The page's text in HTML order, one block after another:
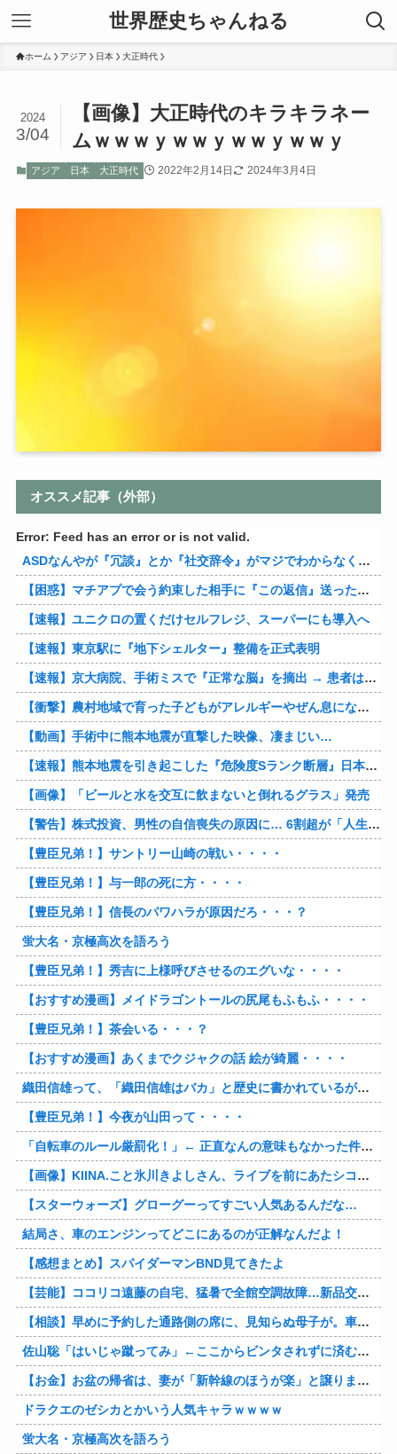
世界歴史ちゃんねる
ホーム アジア 日本 大正時代
【画像】大正時代のキラキラネー
ムｗｗｗｙｗｗｙｗｗｙｗｗｙ
2024
3/04
アジア 日本 大正時代 2022年2月14日 2024年3月4日
オススメ記事（外部）
Error: Feed has an error or is not valid.
ASDなんやが『冗談』とか『社交辞令』がマジでわからなくて怖い
【困惑】マチアプで会う約束した相手に『この返信』送ったらブロックされたんやが…
【速報】ユニクロの置くだけセルフレジ、スーパーにも導入へ
【速報】東京駅に『地下シェルター』整備を正式表明
【速報】京大病院、手術ミスで『正常な脳』を摘出 → 患者は自発呼吸不可能な植物状態に
【衝撃】農村地域で育った子どもがアレルギーやぜん息になりにくい『農場効果』を引き起こす細菌が判明
【動画】手術中に熊本地震が直撃した映像、凄まじい…
【速報】熊本地震を引き起こした『危険度Sランク断層』日本のド真ん中に10カ所もあると判明
【画像】「ビールと水を交互に飲まないと倒れるグラス」発売
【警告】株式投資、男性の自信喪失の原因に… 6割超が「人生の敗者」自認
【豊臣兄弟！】サントリー山崎の戦い・・・・
【豊臣兄弟！】与一郎の死に方・・・・
【豊臣兄弟！】信長のパワハラが原因だろ・・・？
蛍大名・京極高次を語ろう
【豊臣兄弟！】秀吉に上様呼びさせるのエグいな・・・・
【おすすめ漫画】メイドラゴントールの尻尾もふもふ・・・・
【豊臣兄弟！】茶会いる・・・？
【おすすめ漫画】あくまでクジャクの話 絵が綺麗・・・・
織田信雄って、「織田信雄はバカ」と歴史に書かれているが今まで家が残っているんでバカではないよな？
【豊臣兄弟！】今夜が山田って・・・・
「自転車のルール厳罰化！」← 正直なんの意味もなかった件www
【画像】KIINA.こと氷川きよしさん、ライブを前にあたシコ欲全開www
【スターウォーズ】グローグーってすごい人気あるんだな…
結局さ、車のエンジンってどこにあるのが正解なんだよ！
【感想まとめ】スパイダーマンBND見てきたよ
【芸能】ココリコ遠藤の自宅、猛暑で全館空調故障…新品交換費300万円…高額費用に「高すぎる」
【相談】早めに予約した通路側の席に、見知らぬ母子が。車掌の呼びかけにも「目を閉じて無視」して居座られました。無理やり奪われた席は、結局“やったもん勝ち”になってしまうのでしょうか？
佐山聡「はいじゃ蹴ってみ」←ここからビンタされずに済む方法
【お金】お盆の帰省は、妻が「新幹線のほうが楽」と譲りません。東京から大阪まで家族4人だと往復「10万円」近くかかるため、私は車で節約したいのですが、実際の費用はどれくらい違うのでしょうか？
ドラクエのゼシカとかいう人気キャラｗｗｗｗ
蛍大名・京極高次を語ろう